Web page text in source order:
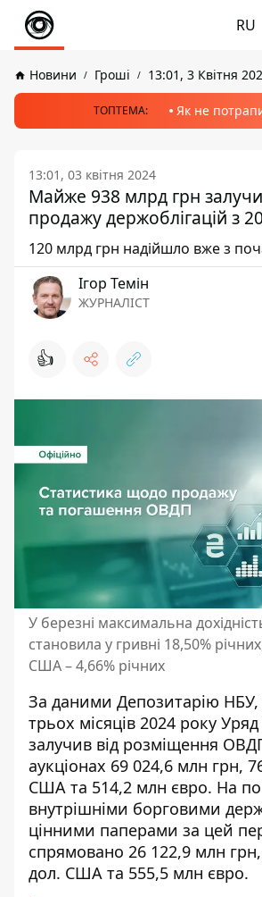
RU
Новини Гроші 13:01, 3 Квітня
ТОПТЕМА: Як не
13:01, 03 квітня 2024
Майже 938 млрд грн
продажу держоблігацій з
120 млрд грн надійшло вже з
Ігор Темін
ЖУРНАЛІСТ
👍
У березні максимальна
становила у гривні 18,50%
США – 4,66% річних
За даними Депозитарію
трьох місяців 2024 року
залучив від розміщення
аукціонах 69 024,6 млн грн,
США та 514,2 млн євро. На
внутрішніми борговими
цінними паперами за цей
спрямовано 26 122,9 млн
дол. США та 555,5 млн євро.